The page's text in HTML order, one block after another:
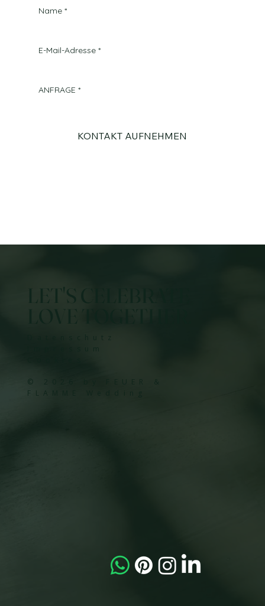
Name *
E-Mail-Adresse *
ANFRAGE *
KONTAKT AUFNEHMEN
LET'S CELEBRATE
LOVE TOGETHER.
Datenschutz
© 2026 by FEUER &
FLAMME Wedding